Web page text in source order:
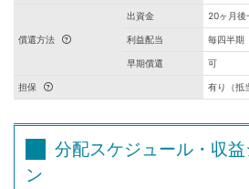
償還方法
出資金 20ヶ月後
利益配当 毎四半期
早期償還 可
担保 有り（抵
分配スケジュール・収
ン